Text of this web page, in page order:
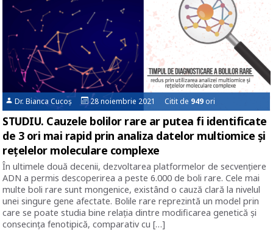
Dr. Bianca Cucoș 28 noiembrie 2021 Citit de 949ori
STUDIU. Cauzele bolilor rare ar putea fi identificate
de 3 ori mai rapid prin analiza datelor multiomice și
rețelelor moleculare complexe
În ultimele două decenii, dezvoltarea platformelor de secvențiere
ADN a permis descoperirea a peste 6.000 de boli rare. Cele mai
multe boli rare sunt mongenice, existând o cauză clară la nivelul
unei singure gene afectate. Bolile rare reprezintă un model prin
care se poate studia bine relația dintre modificarea genetică și
consecința fenotipică, comparativ cu […]